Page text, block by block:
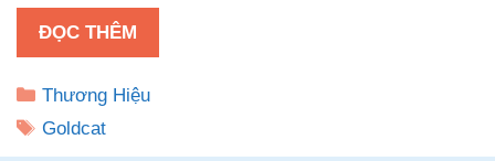
ĐỌC THÊM
Danh
mục
Thương Hiệu
Thẻ
Goldcat